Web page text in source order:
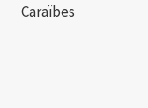
Caraïbes